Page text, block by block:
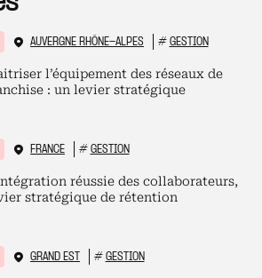
AUVERGNE RHÔNE-ALPES # GESTION
l’équipement des réseaux de
: un levier stratégique
FRANCE # GESTION
réussie des collaborateurs,
stratégique de rétention
GRAND EST # GESTION